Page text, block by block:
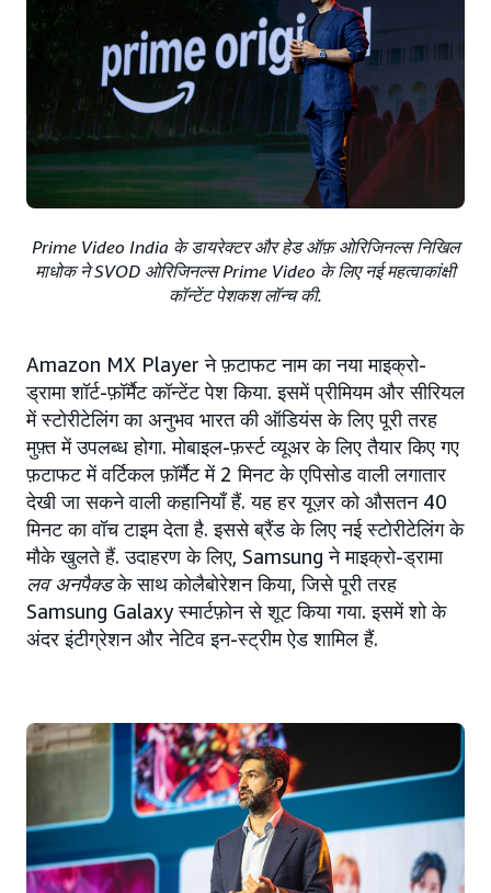
Prime Video India के डायरेक्टर और हेड ऑफ़ ओरिजिनल्स निखिल
माधोक ने SVOD ओरिजिनल्स Prime Video के लिए नई महत्वाकांक्षी
कॉन्टेंट पेशकश लॉन्च की.
Amazon MX Player ने फ़टाफट नाम का नया माइक्रो-
ड्रामा शॉर्ट-फ़ॉर्मैट कॉन्टेंट पेश किया. इसमें प्रीमियम और सीरियल
में स्टोरीटेलिंग का अनुभव भारत की ऑडियंस के लिए पूरी तरह
मुफ़्त में उपलब्ध होगा. मोबाइल-फ़र्स्ट व्यूअर के लिए तैयार किए गए
फ़टाफट में वर्टिकल फ़ॉर्मैट में 2 मिनट के एपिसोड वाली लगातार
देखी जा सकने वाली कहानियाँ हैं. यह हर यूज़र को औसतन 40
मिनट का वॉच टाइम देता है. इससे ब्रैंड के लिए नई स्टोरीटेलिंग के
मौके खुलते हैं. उदाहरण के लिए, Samsung ने माइक्रो-ड्रामा
लव अनपैक्डके साथ कोलैबोरेशन किया, जिसे पूरी तरह
Samsung Galaxy स्मार्टफ़ोन से शूट किया गया. इसमें शो के
अंदर इंटीग्रेशन और नेटिव इन-स्ट्रीम ऐड शामिल हैं.